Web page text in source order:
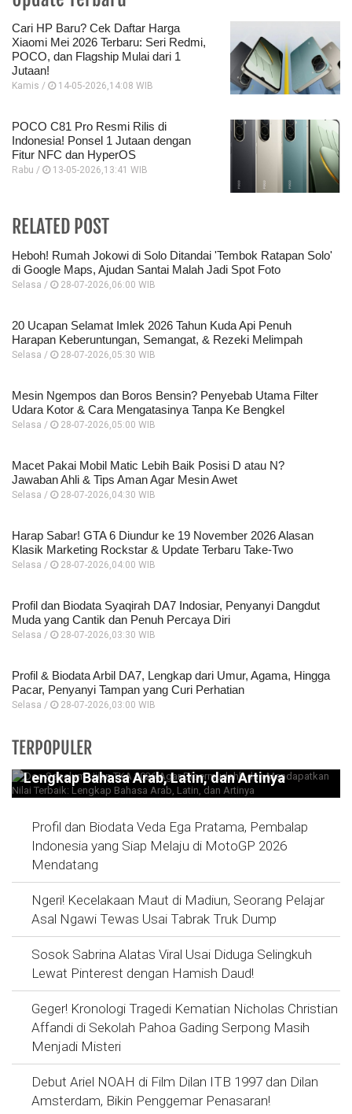
Cari HP Baru? Cek Daftar Harga
Xiaomi Mei 2026 Terbaru: Seri Redmi,
POCO, dan Flagship Mulai dari 1
Jutaan!
Kamis / 14-05-2026,14:08 WIB
POCO C81 Pro Resmi Rilis di
Indonesia! Ponsel 1 Jutaan dengan
Fitur NFC dan HyperOS
Rabu / 13-05-2026,13:41 WIB
RELATED POST
Heboh! Rumah Jokowi di Solo Ditandai 'Tembok Ratapan Solo'
di Google Maps, Ajudan Santai Malah Jadi Spot Foto
Selasa / 28-07-2026,06:00 WIB
20 Ucapan Selamat Imlek 2026 Tahun Kuda Api Penuh
Harapan Keberuntungan, Semangat, & Rezeki Melimpah
Selasa / 28-07-2026,05:30 WIB
Mesin Ngempos dan Boros Bensin? Penyebab Utama Filter
Udara Kotor & Cara Mengatasinya Tanpa Ke Bengkel
Selasa / 28-07-2026,05:00 WIB
Macet Pakai Mobil Matic Lebih Baik Posisi D atau N?
Jawaban Ahli & Tips Aman Agar Mesin Awet
Selasa / 28-07-2026,04:30 WIB
Harap Sabar! GTA 6 Diundur ke 19 November 2026 Alasan
Klasik Marketing Rockstar & Update Terbaru Take-Two
Selasa / 28-07-2026,04:00 WIB
Profil dan Biodata Syaqirah DA7 Indosiar, Penyanyi Dangdut
Muda yang Cantik dan Penuh Percaya Diri
Selasa / 28-07-2026,03:30 WIB
Profil & Biodata Arbil DA7, Lengkap dari Umur, Agama, Hingga
Pacar, Penyanyi Tampan yang Curi Perhatian
Selasa / 28-07-2026,03:00 WIB
TERPOPULER
Doa Sebelum Ujian TKA 2026 Agar
Dipermudahh dan Mendapatkan Nilai Terbaik:
Lengkap Bahasa Arab, Latin, dan Artinya
Profil dan Biodata Veda Ega Pratama, Pembalap
Indonesia yang Siap Melaju di MotoGP 2026
Mendatang
Ngeri! Kecelakaan Maut di Madiun, Seorang Pelajar
Asal Ngawi Tewas Usai Tabrak Truk Dump
Sosok Sabrina Alatas Viral Usai Diduga Selingkuh
Lewat Pinterest dengan Hamish Daud!
Geger! Kronologi Tragedi Kematian Nicholas Christian
Affandi di Sekolah Pahoa Gading Serpong Masih
Menjadi Misteri
Debut Ariel NOAH di Film Dilan ITB 1997 dan Dilan
Amsterdam, Bikin Penggemar Penasaran!